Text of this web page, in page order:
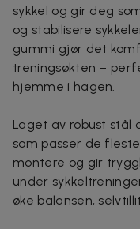
sykkel og gir deg
og stabilisere
gummi gjør det
treningsøkten –
hjemme i hagen.
Laget av robust stål
som passer de
montere og gir
under
øke balansen,